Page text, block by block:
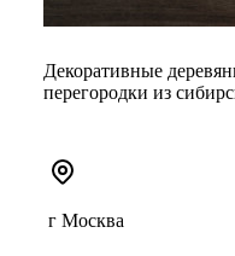
Декоративные
перегородки из
г Москва